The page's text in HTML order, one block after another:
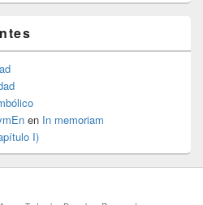
en In memoriam
I)